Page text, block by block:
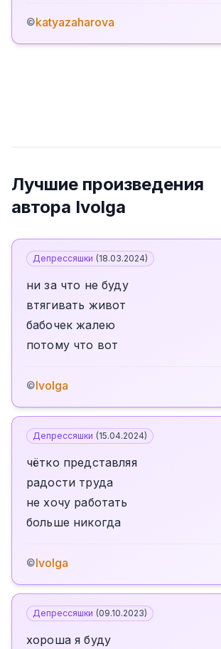
©katyazaharova
Лучшие произведения
автора Ivolga
Депрессяшки (18.03.2024)
ни за что не буду
втягивать живот
бабочек жалею
потому что вот
©Ivolga
Депрессяшки (15.04.2024)
чётко представляя
радости труда
не хочу работать
больше никогда
©Ivolga
Депрессяшки (09.10.2023)
хороша я буду